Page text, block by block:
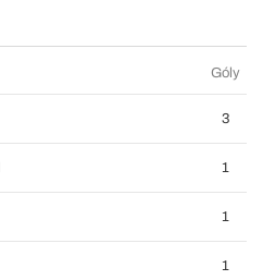
Góly
3
1
1
1